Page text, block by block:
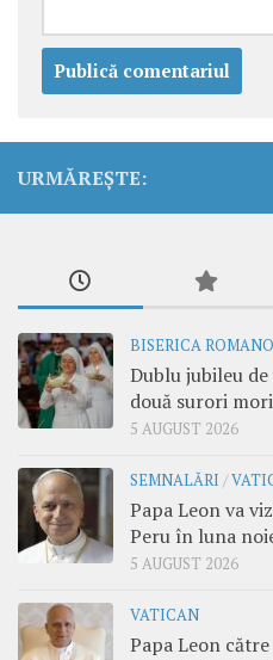
URMĂREȘTE:
BISERICA
Dublu jubileu
două surori
5 AUGUST 2026
SEMNALĂRI /
Papa Leon va
Peru în luna
5 AUGUST 2026
VATICAN
Papa Leon